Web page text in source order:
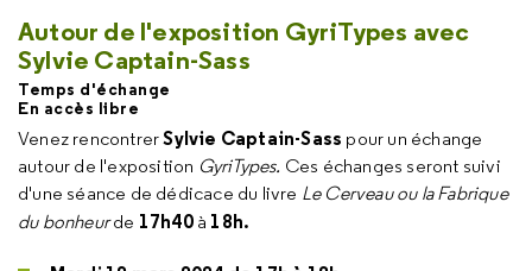
Autour de l'exposition GyriTypes avec
Sylvie Captain-Sass
Temps d'échange
En accès libre
Venez rencontrerSylvie Captain-Sass pour un échange
autour de l'exposition GyriTypes. Ces échanges seront suivi
d'une séance de dédicace du livre Le Cerveau ou la Fabrique
du bonheurde 17h40 à 18h.